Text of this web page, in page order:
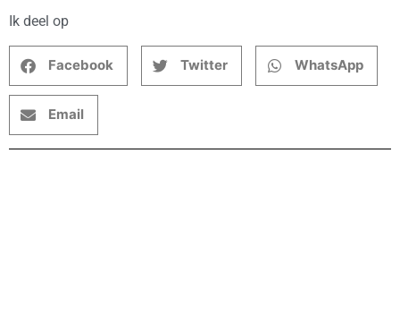
Ik deel op
Facebook Twitter WhatsApp
Email